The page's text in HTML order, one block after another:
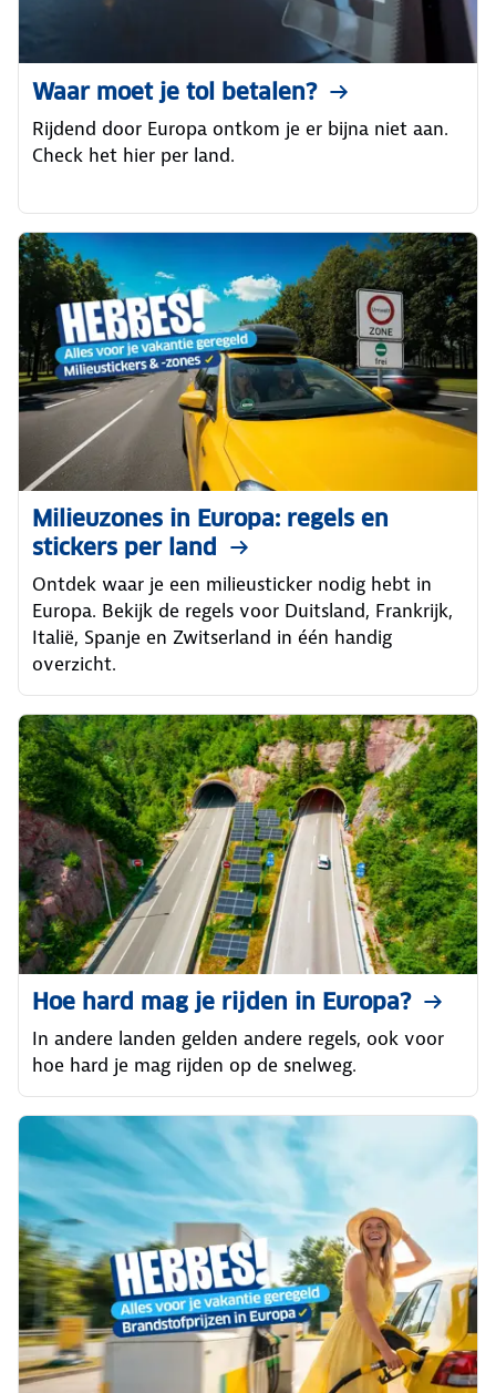
Waar moet je tol betalen?
Rijdend door Europa ontkom je er bijna niet aan.
Check het hier per land.
Milieuzones in Europa: regels en
stickers per land
Ontdek waar je een milieusticker nodig hebt in
Europa. Bekijk de regels voor Duitsland, Frankrijk,
Italië, Spanje en Zwitserland in één handig
overzicht.
Hoe hard mag je rijden in Europa?
In andere landen gelden andere regels, ook voor
hoe hard je mag rijden op de snelweg.